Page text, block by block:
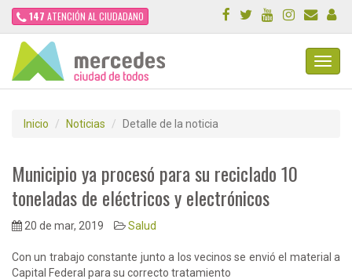
147 ATENCIÓN AL CIUDADANO
Inicio Noticias Detalle de la noticia
Municipio ya procesó para su reciclado 10
toneladas de eléctricos y electrónicos
20 de mar, 2019 Salud
Con un trabajo constante junto a los vecinos se envió el material a
Capital Federal para su correcto tratamiento